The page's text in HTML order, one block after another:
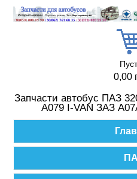
0,00
Запчасти автобус ПАЗ
А079 I-VAN ЗАЗ